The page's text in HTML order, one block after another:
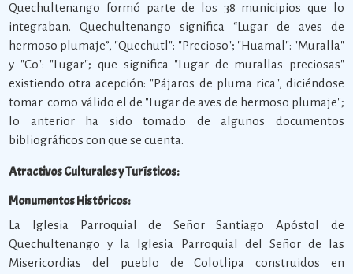
Quechultenango formó parte de los 38 municipios que lo
integraban. Quechultenango significa “Lugar de aves de
hermoso plumaje”, "Quechutl": "Precioso"; "Huamal": "Muralla"
y "Co": "Lugar"; que significa "Lugar de murallas preciosas"
existiendo otra acepción: "Pájaros de pluma rica", diciéndose
tomar como válido el de "Lugar de aves de hermoso plumaje";
lo anterior ha sido tomado de algunos documentos
bibliográficos con que se cuenta.
Atractivos Culturales y Turísticos:
Monumentos Históricos:
La Iglesia Parroquial de Señor Santiago Apóstol de
Quechultenango y la Iglesia Parroquial del Señor de las
Misericordias del pueblo de Colotlipa construidos en